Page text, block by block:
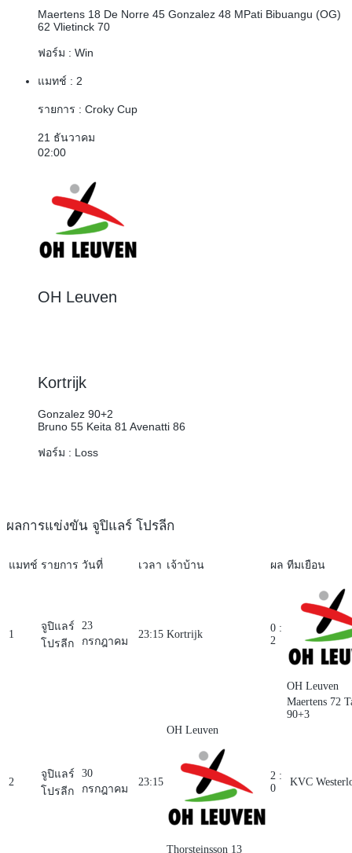
Maertens 18 De Norre 45 Gonzalez 48 MPati Bibuangu (OG)
62 Vlietinck 70
ฟอร์ม : Win
แมทช์ : 2
รายการ : Croky Cup
21 ธันวาคม
02:00
OH Leuven
Kortrijk
Gonzalez 90+2
Bruno 55 Keita 81 Avenatti 86
ฟอร์ม : Loss
ผลการแข่งขัน จูปิแลร์ โปรลีก
แมทช์ รายการ วันที่ เวลา เจ้าบ้าน ผล ทีมเยือน
1
จูปิแลร์
โปรลีก
23
กรกฎาคม
23:15 Kortrijk
0 :
2
OH Leuven
Maertens 72
90+3
2
จูปิแลร์
โปรลีก
30
กรกฎาคม
23:15
OH Leuven
2 :
0
KVC
Thorsteinsson 13